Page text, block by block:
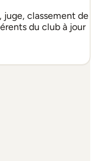
juge, classement de
du club à jour